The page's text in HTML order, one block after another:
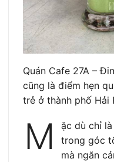
Quán Cafe 27A –
cũng là điểm hẹn
trẻ ở thành phố Hải
M
ặc dù chỉ
trong góc
mà ngăn